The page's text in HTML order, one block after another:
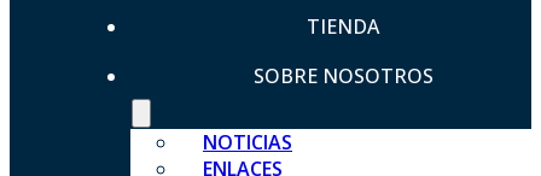
TIENDA
SOBRE NOSOTROS
NOTICIAS
ENLACES